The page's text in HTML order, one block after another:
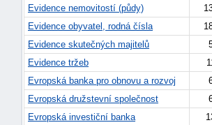
Evidence nemovitostí (půdy)
Evidence obyvatel, rodná čísla
Evidence skutečných majitelů
Evidence tržeb
Evropská banka pro obnovu a rozvoj
Evropská družstevní společnost
Evropská investiční banka